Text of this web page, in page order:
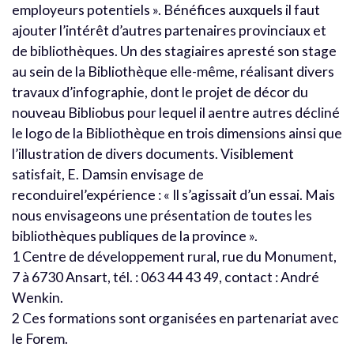
employeurs potentiels ». Bénéfices auxquels il faut
ajouter l’intérêt d’autres partenaires provinciaux et
de bibliothèques. Un des stagiaires apresté son stage
au sein de la Bibliothèque elle-même, réalisant divers
travaux d’infographie, dont le projet de décor du
nouveau Bibliobus pour lequel il aentre autres décliné
le logo de la Bibliothèque en trois dimensions ainsi que
l’illustration de divers documents. Visiblement
satisfait, E. Damsin envisage de
reconduirel’expérience : « Il s’agissait d’un essai. Mais
nous envisageons une présentation de toutes les
bibliothèques publiques de la province ».
1 Centre de développement rural, rue du Monument,
7 à 6730 Ansart, tél. : 063 44 43 49, contact : André
Wenkin.
2 Ces formations sont organisées en partenariat avec
le Forem.